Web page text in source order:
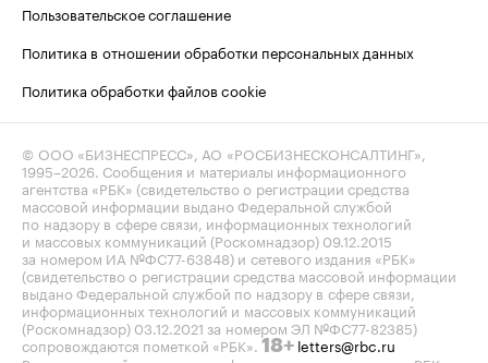
Пользовательское соглашение
Политика в отношении обработки персональных данных
Политика обработки файлов cookie
© ООО «БИЗНЕСПРЕСС», АО «РОСБИЗНЕСКОНСАЛТИНГ»,
1995–2026 . Сообщения и материалы информационного
агентства «РБК» (свидетельство о регистрации средства
массовой информации выдано Федеральной службой
по надзору в сфере связи, информационных технологий
и массовых коммуникаций (Роскомнадзор) 09.12.2015
за номером ИА №ФС77-63848) и сетевого издания «РБК»
(свидетельство о регистрации средства массовой информации
выдано Федеральной службой по надзору в сфере связи,
информационных технологий и массовых коммуникаций
(Роскомнадзор) 03.12.2021 за номером ЭЛ №ФС77-82385)
сопровождаются пометкой «РБК». 18+ letters@rbc.ru